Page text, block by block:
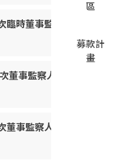
區
募款計
畫
時董事監察人
董事監察人聯席
事監察人聯席